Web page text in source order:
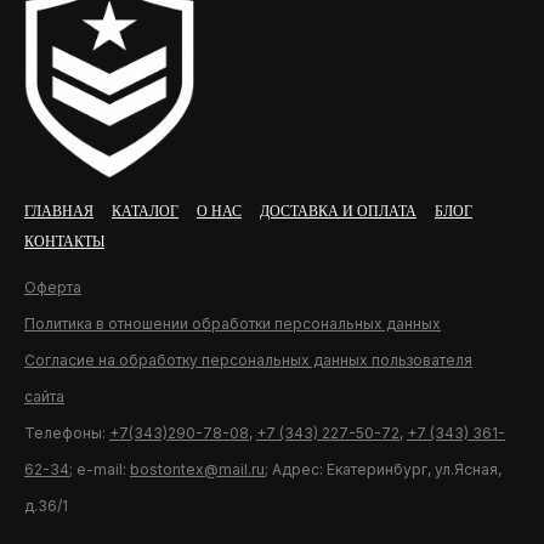
ГЛАВНАЯ КАТАЛОГ О НАС ДОСТАВКА И ОПЛАТА
БЛОГ
КОНТАКТЫ
Оферта
Политика в отношении обработки персональных данных
Согласие на обработку персональных данных пользователя
сайта
Телефоны: +7(343)290-78-08, +7 (343) 227-50-72, +7 (343) 361-
62-34; e-mail: bostontex@mail.ru; Адрес: Екатеринбург, ул.Ясная,
д.36/1